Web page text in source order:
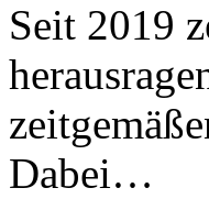
Seit 2019
Dabei…